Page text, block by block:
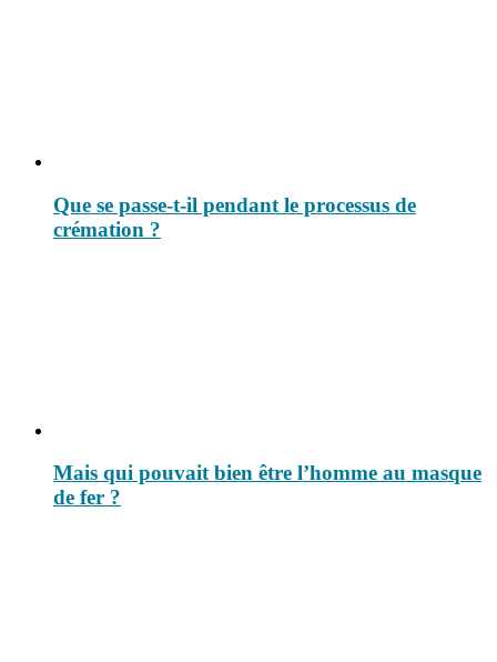
Que se passe-t-il pendant le processus de
crémation ?
Mais qui pouvait bien être l’homme au masque
de fer ?